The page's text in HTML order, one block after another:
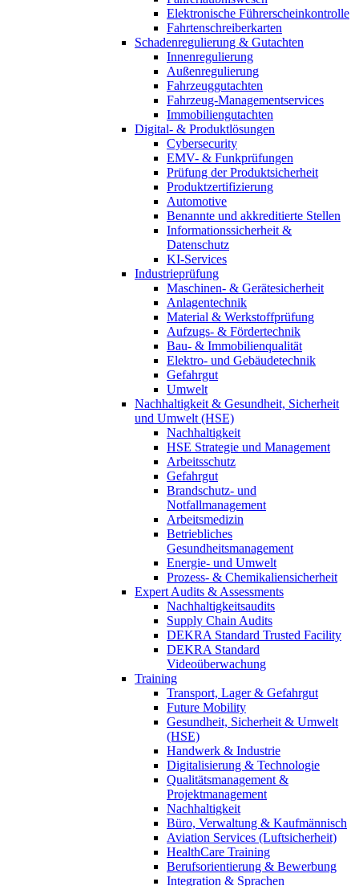
Elektronische Führerscheinkontrolle
Fahrtenschreiberkarten
Schadenregulierung & Gutachten
Innenregulierung
Außenregulierung
Fahrzeuggutachten
Fahrzeug-Managementservices
Immobiliengutachten
Digital- & Produktlösungen
Cybersecurity
EMV- & Funkprüfungen
Prüfung der Produktsicherheit
Produktzertifizierung
Automotive
Benannte und akkreditierte Stellen
Informationssicherheit &
Datenschutz
KI-Services
Industrieprüfung
Maschinen- & Gerätesicherheit
Anlagentechnik
Material & Werkstoffprüfung
Aufzugs- & Fördertechnik
Bau- & Immobilienqualität
Elektro- und Gebäudetechnik
Gefahrgut
Umwelt
Nachhaltigkeit & Gesundheit, Sicherheit
und Umwelt (HSE)
Nachhaltigkeit
HSE Strategie und Management
Arbeitsschutz
Gefahrgut
Brandschutz- und
Notfallmanagement
Arbeitsmedizin
Betriebliches
Gesundheitsmanagement
Energie- und Umwelt
Prozess- & Chemikaliensicherheit
Expert Audits & Assessments
Nachhaltigkeitsaudits
Supply Chain Audits
DEKRA Standard Trusted Facility
DEKRA Standard
Videoüberwachung
Training
Transport, Lager & Gefahrgut
Future Mobility
Gesundheit, Sicherheit & Umwelt
(HSE)
Handwerk & Industrie
Digitalisierung & Technologie
Qualitätsmanagement &
Projektmanagement
Nachhaltigkeit
Büro, Verwaltung & Kaufmännisch
Aviation Services (Luftsicherheit)
HealthCare Training
Berufsorientierung & Bewerbung
Integration & Sprachen